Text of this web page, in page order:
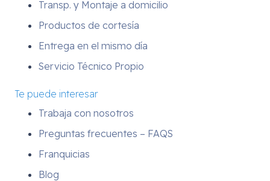
Transp. y Montaje a domicilio
Productos de cortesía
Entrega en el mismo día
Servicio Técnico Propio
Te puede interesar
Trabaja con nosotros
Preguntas frecuentes – FAQS
Franquicias
Blog